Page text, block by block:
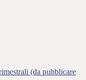
(da pubblicare